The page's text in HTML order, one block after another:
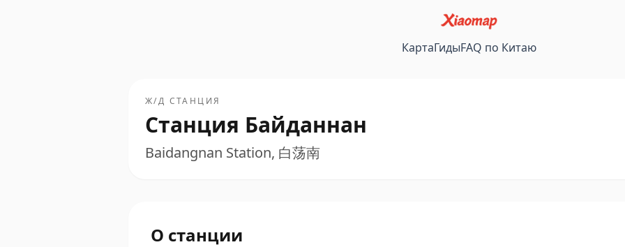
КартаГидыFAQ по Китаю
Ж/Д СТАНЦИЯ
Станция Байданнан
Baidangnan Station, 白荡南
О станции